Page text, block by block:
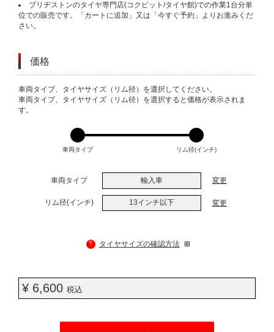
ブリヂストンのタイヤ専門店(コクピット/タイヤ館)での作業1台分単
位での販売です。「カートに追加」又は「今すぐ予約」よりお進みくだ
さい。
価格
VARIATIONS
車両タイプ、タイヤサイズ（リム径）を選択してください。
車両タイプ、タイヤサイズ（リム径）を選択すると価格が表示されま
す。
車両タイプ リム径(インチ)
車両タイプ 輸入車 変更
リム径(インチ) 13インチ以下 変更
? タイヤサイズの確認方法
¥ 6,600 税込